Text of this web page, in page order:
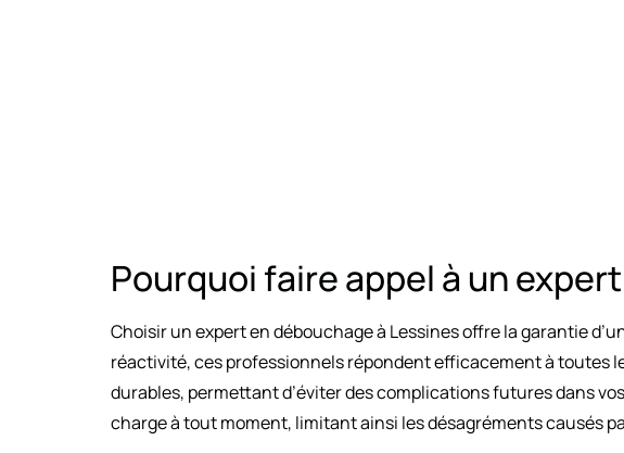
Pourquoi faire appel à un
Choisir un expert en débouchage à Lessines offre la garantie
réactivité, ces professionnels répondent efficacement à toutes
durables, permettant d’éviter des complications futures dans
charge à tout moment, limitant ainsi les désagréments causés